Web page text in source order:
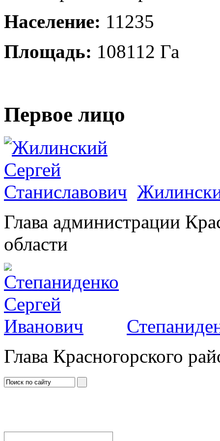
Население: 11235
Площадь: 108112 Га
Первое лицо
Глава администрации
области
Глава Красногорского